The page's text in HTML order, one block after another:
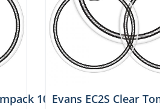
10"/12"/14"
Evans EC2S Clear